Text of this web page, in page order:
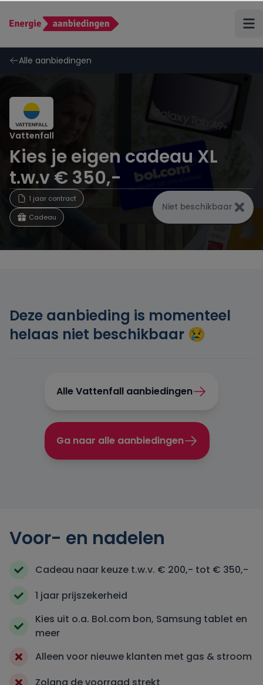
Terug
Budget Thuis
Coolblue Energie
Delta
Eneco
Energiedirect
Essent
Gewoon Energie
Greenchoice
Innova Energie
Powerpeers
Pure Energie
Tibber
Alle aanbiedingen
Vattenfall
Kies je eigen cadeau XL
t.w.v € 350,-
1 jaar contract
Cadeau
Niet beschikbaar
Deze aanbieding is momenteel
helaas niet beschikbaar 😢
Alle Vattenfall aanbiedingen
Ga naar alle aanbiedingen
Voor- en nadelen
Cadeau naar keuze t.w.v. € 200,- tot € 350,-
1 jaar prijszekerheid
Kies uit o.a. Bol.com bon, Samsung tablet en
meer
Alleen voor nieuwe klanten met gas & stroom